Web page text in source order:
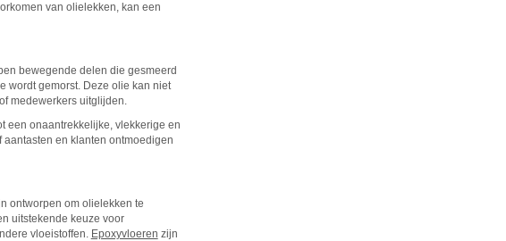
van olielekken, kan een
bewegende delen die gesmeerd
wordt gemorst. Deze olie kan niet
medewerkers uitglijden.
een onaantrekkelijke, vlekkerige en
en klanten ontmoedigen
ontworpen om olielekken te
uitstekende keuze voor
vloeistoffen. Epoxyvloeren zijn